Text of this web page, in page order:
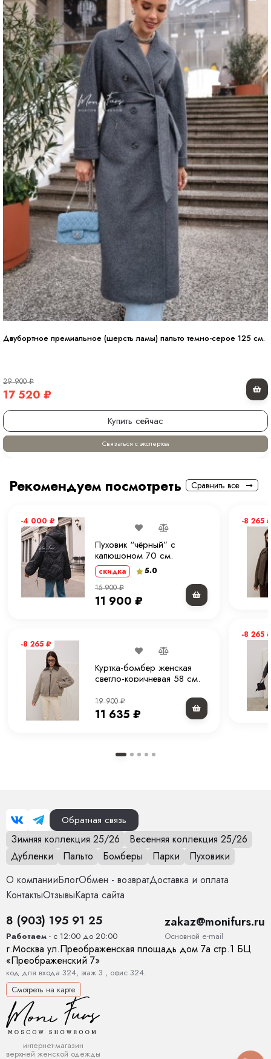
Двубортное премиальное (шерсть ламы) пальто темно-серое 125 см.
29 900₽
17 520 ₽
Купить сейчас
Связаться с экспертом
Рекомендуем посмотреть Сравнить все
-4 000 ₽
Пуховик “чёрный” с
капюшоном 70 см.
скидка
5.0
15 900₽
11 900 ₽
-8 265 ₽
Куртка-бомбер женская
светло-коричневая 58 см.
19 900₽
11 635 ₽
-8 265 ₽
-8 265 ₽
Обратная связь
Зимняя коллекция 25/26
Весенняя коллекция 25/26
Дубленки
Пальто Бомберы Парки
Пуховики
О компанииБлогОбмен - возвратДоставка и оплата
КонтактыОтзывыКарта сайта
8 (903) 195 91 25
Работаем - с 12:00 до 20:00
zakaz@monifurs.ru
Основной е-mail
г.Москва ул.Преображенская площадь дом 7а стр.1 БЦ
«Преображенский 7»
код для входа 324, этаж 3 , офис 324.
Смотреть на карте
интернет-магазин
верхней женской одежды